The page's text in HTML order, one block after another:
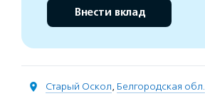
Внести вклад
Старый Оскол, Белгородская обл.